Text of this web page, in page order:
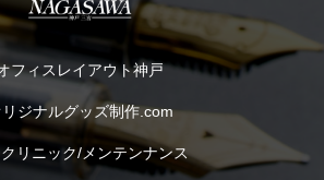
フィスレイアウト神戸
リジナルグッズ制作.com
リニック/メンテンナンス